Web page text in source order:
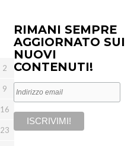
2
9
16
23
RIMANI SEMPRE
AGGIORNATO SUI
NUOVI
CONTENUTI!